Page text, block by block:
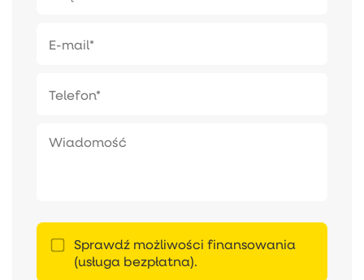
Sprawdź możliwości finansowania
(usługa bezpłatna).